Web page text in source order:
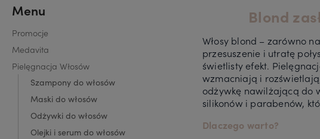
Menu
Promocje
Medavita
Pielęgnacja Włosów
Szampony do włosów
Maski do włosów
Odżywki do włosów
Olejki i serum do włosów
Blond
Włosy blond – zarówno
przesuszenie i utratę
świetlisty efekt.
wzmacniają i
odżywkę nawilżającą do
silikonów i parabenów,
Dlaczego warto?